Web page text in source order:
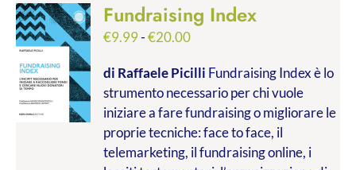
Fundraising Index
€9.99-€20.00Fascia
prezzo:
da
€9.99
a
€20.00
di Raffaele Picilli Fundraising Index è lo
strumento necessario per chi vuole
iniziare a fare fundraising o migliorare le
proprie tecniche: face to face, il
telemarketing, il fundraising online, i